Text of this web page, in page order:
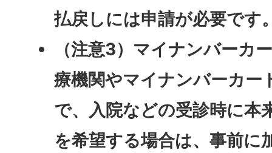
払戻しには申請が必要です
（注意3）マイナンバーカ
療機関やマイナンバーカー
で、入院などの受診時に本
を希望する場合は、事前に